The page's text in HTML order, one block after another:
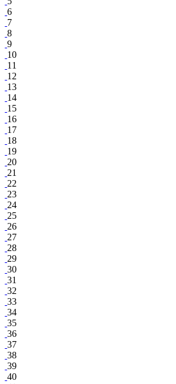
6
7
8
9
10
11
12
13
14
15
16
17
18
19
20
21
22
23
24
25
26
27
28
29
30
31
32
33
34
35
36
37
38
39
40